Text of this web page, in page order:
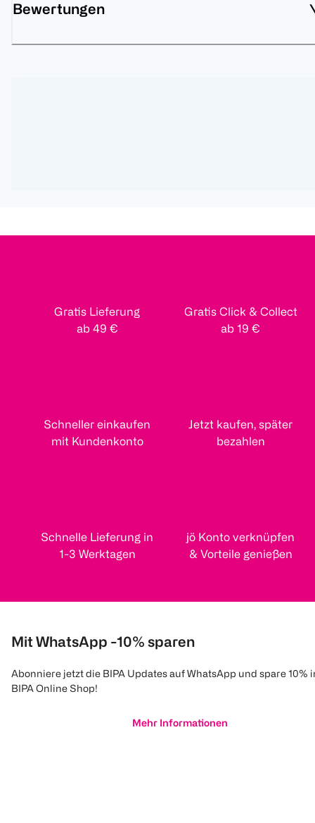
Bewertungen
Gratis Lieferung
ab 49 €
Gratis Click & Collect
ab 19 €
Schneller einkaufen
mit Kundenkonto
Jetzt kaufen, später
bezahlen
Schnelle Lieferung in
1-3 Werktagen
jö Konto verknüpfen
& Vorteile genießen
Mit WhatsApp -10% sparen
Abonniere jetzt die BIPA Updates auf WhatsApp und spare 10%
BIPA Online Shop!
Mehr Informationen